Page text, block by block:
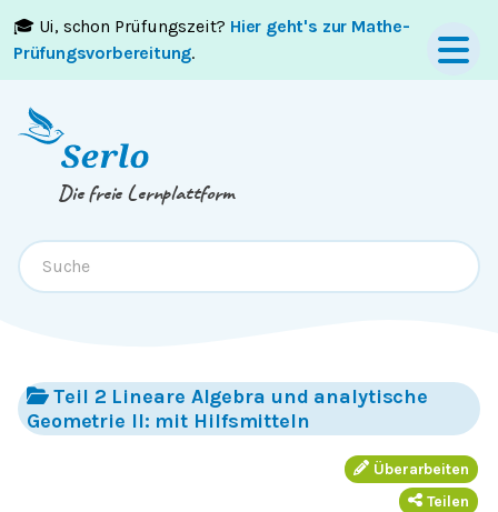
🎓 Ui, schon Prüfungszeit? Hier geht's zur Mathe-
Prüfungsvorbereitung.
Springe zumInhaltoderFooter
Die freie Lernplattform
Teil 2 Lineare Algebra und analytische
Geometrie II: mit Hilfsmitteln
Überarbeiten
Teilen